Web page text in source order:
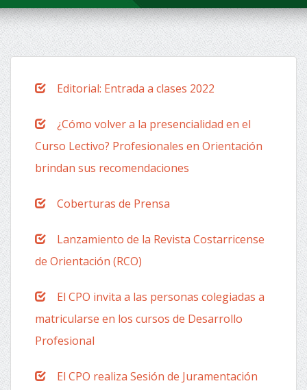
Editorial: Entrada a clases 2022
¿Cómo volver a la presencialidad en el
Curso Lectivo? Profesionales en Orientación
brindan sus recomendaciones
Coberturas de Prensa
Lanzamiento de la Revista Costarricense
de Orientación (RCO)
El CPO invita a las personas colegiadas a
matricularse en los cursos de Desarrollo
Profesional
El CPO realiza Sesión de Juramentación